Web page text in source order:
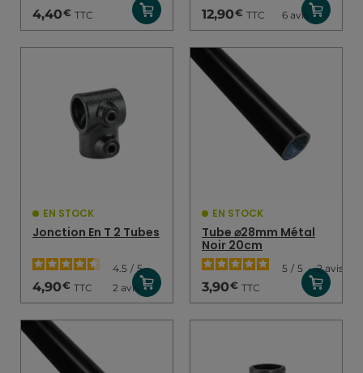
4,40€ TTC
6avis
12,90€ TTC
EN STOCK
Jonction En T 2 Tubes
4.5 / 5-
2avis
4,90€ TTC
EN STOCK
Tube ⌀28mm Métal
Noir 20cm
5 / 5 - 2avis
3,90€ TTC